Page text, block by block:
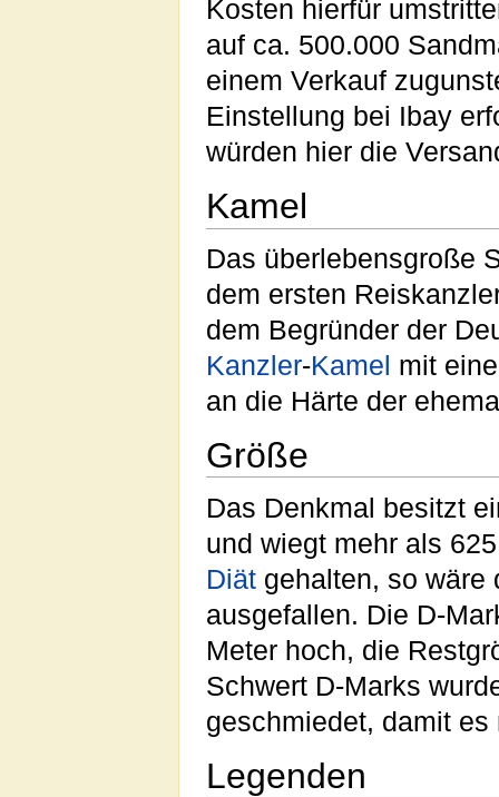
Kosten hierfür
auf ca. 500.000
einem Verkauf
Einstellung bei Ibay
würden hier die
Kamel
Das überlebensgroße
dem ersten
dem Begründer der
Kanzler-Kamel mit
an die Härte der
Größe
Das Denkmal besitzt
und wiegt mehr als
Diät gehalten, so wäre
ausgefallen. Die D-
Meter hoch, die
Schwert D-Marks
geschmiedet, damit
Legenden